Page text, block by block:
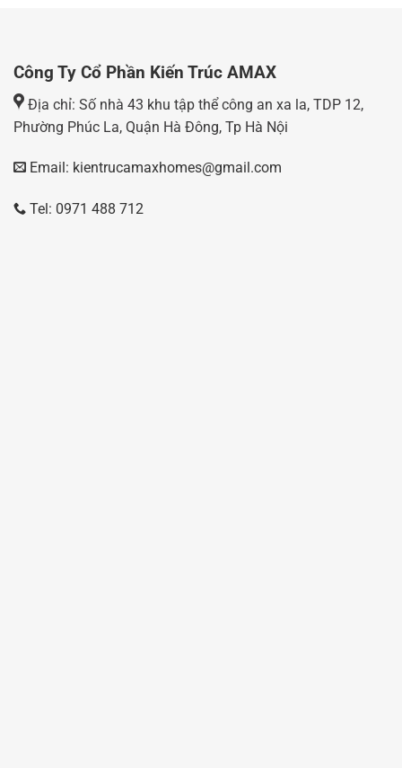
Công Ty Cổ Phần Kiến Trúc AMAX
Địa chỉ: Số nhà 43 khu tập thể công an xa la, TDP 12,
Phường Phúc La, Quận Hà Đông, Tp Hà Nội
Email: kientrucamaxhomes@gmail.com
Tel: 0971 488 712